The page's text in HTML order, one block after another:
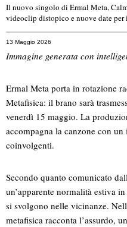
Il nuovo singolo di Ermal Meta,
videoclip distopico e nuove date
13 Maggio 2026
Immagine generata con
Ermal Meta porta in rotazione
Metafisica: il brano sarà
venerdì 15 maggio. La
accompagna la canzone con
coinvolgenti.
Secondo quanto comunicato
un’apparente normalità estiva
si svolgono nelle vicinanze.
metafisica racconta l’assurdo,